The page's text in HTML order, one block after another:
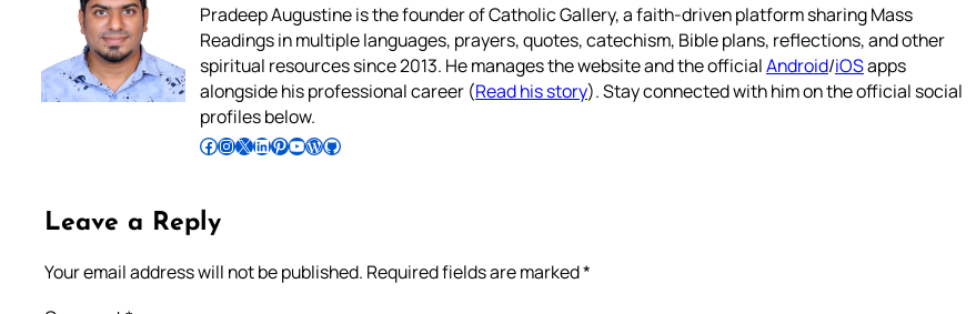
Pradeep Augustine is the founder of Catholic Gallery, a faith-driven platform sharing Mass
Readings in multiple languages, prayers, quotes, catechism, Bible plans, reflections, and other
spiritual resources since 2013. He manages the website and the officialAndroid/iOSapps
alongside his professional career (Read his story). Stay connected with him on the official social
profiles below.
Follow Pradeep on Facebook Follow Pradeep on InstagramFollow Pradeep on X Follow Pradeep on LinkedIn Follow Pradeep on Pinterest Subscribe to Pradeep’s Youtube Channel Follow Pradeep on WordPress Follow Pradeep on GitHub
Leave a Reply
Your email address will not be published. Required fields are marked*